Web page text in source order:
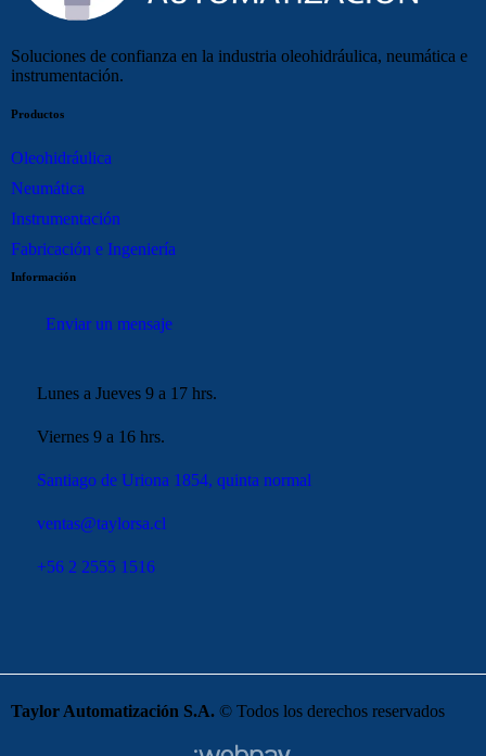
Soluciones de confianza en la industria oleohidráulica, neumática e
instrumentación.
Productos
Oleohidráulica
Neumática
Instrumentación
Fabricación e Ingeniería
Información
Enviar un mensaje
Lunes a Jueves 9 a 17 hrs.
Viernes 9 a 16 hrs.
Santiago de Uriona 1854, quinta normal
ventas@taylorsa.cl
+56 2 2555 1516
Taylor Automatización S.A. © Todos los derechos reservados